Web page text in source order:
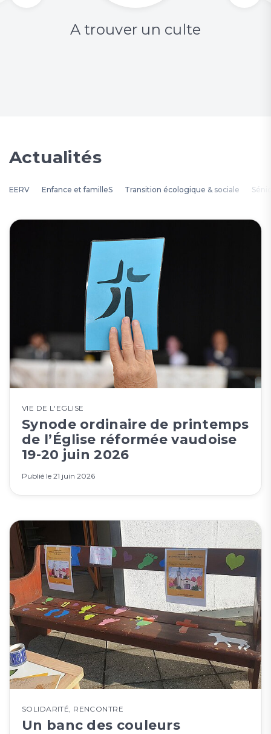
A trouver un culte
Actualités
EERV Enfance et familleS Transition écologique & sociale
VIE DE L'EGLISE
Synode ordinaire de printemps
de l’Église réformée vaudoise
19-20 juin 2026
Publié le 21 juin 2026
SOLIDARITÉ RENCONTRE
Un banc des couleurs